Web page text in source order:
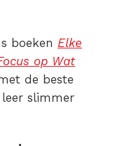
boeken Elke
op Wat
de beste
slimmer